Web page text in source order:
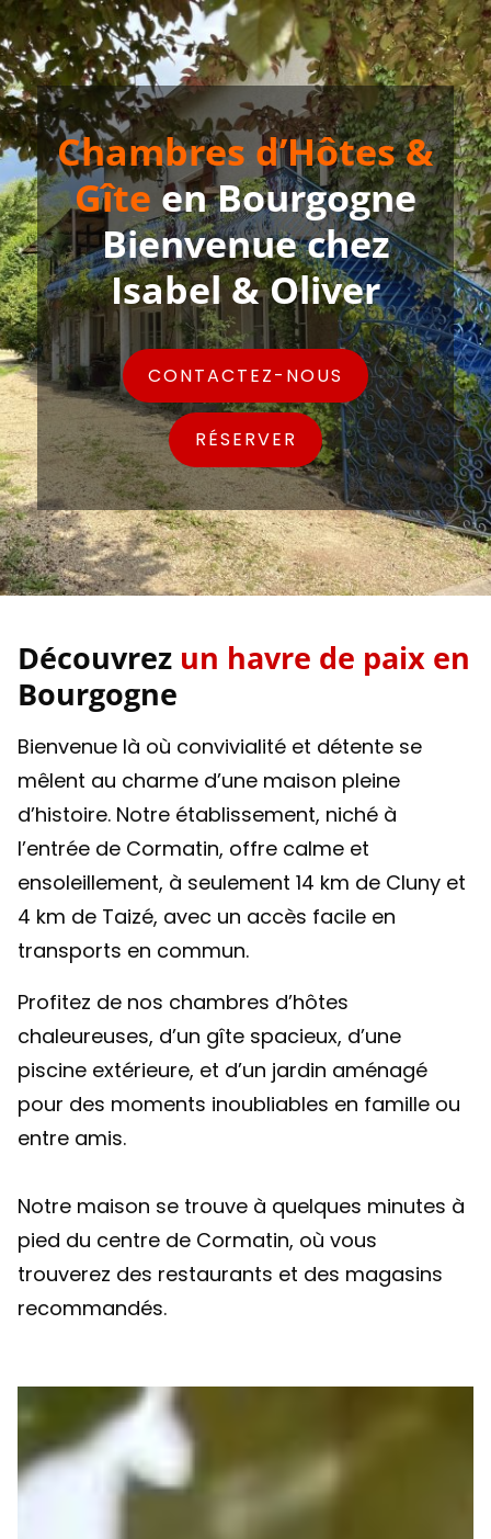
Chambres d’Hôtes &
Gîteen Bourgogne
Bienvenue chez
Isabel & Oliver
CONTACTEZ-NOUS
RÉSERVER
Découvrez un havre de paix en
Bourgogne
Bienvenue là où convivialité et détente se
mêlent au charme d’une maison pleine
d’histoire. Notre établissement, niché à
l’entrée de Cormatin, offre calme et
ensoleillement, à seulement 14 km de Cluny et
4 km de Taizé, avec un accès facile en
transports en commun.
Profitez de nos chambres d’hôtes
chaleureuses, d’un gîte spacieux, d’une
piscine extérieure, et d’un jardin aménagé
pour des moments inoubliables en famille ou
entre amis.
Notre maison se trouve à quelques minutes à
pied du centre de Cormatin, où vous
trouverez des restaurants et des magasins
recommandés.